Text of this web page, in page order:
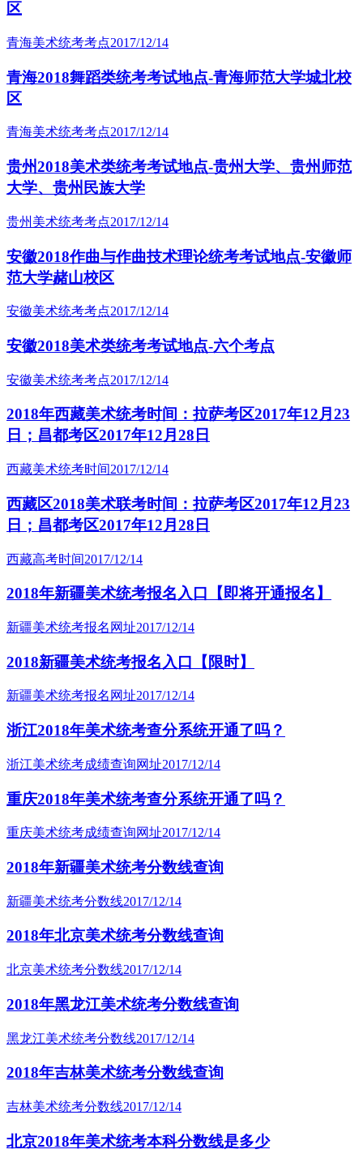
区
青海美术统考考点2017/12/14
青海2018舞蹈类统考考试地点-青海师范大学城北校
区
青海美术统考考点2017/12/14
贵州2018美术类统考考试地点-贵州大学、贵州师范
大学、贵州民族大学
贵州美术统考考点2017/12/14
安徽2018作曲与作曲技术理论统考考试地点-安徽师
范大学赭山校区
安徽美术统考考点2017/12/14
安徽2018美术类统考考试地点-六个考点
安徽美术统考考点2017/12/14
2018年西藏美术统考时间：拉萨考区2017年12月23
日；昌都考区2017年12月28日
西藏美术统考时间2017/12/14
西藏区2018美术联考时间：拉萨考区2017年12月23
日；昌都考区2017年12月28日
西藏高考时间2017/12/14
2018年新疆美术统考报名入口【即将开通报名】
新疆美术统考报名网址2017/12/14
2018新疆美术统考报名入口【限时】
新疆美术统考报名网址2017/12/14
浙江2018年美术统考查分系统开通了吗？
浙江美术统考成绩查询网址2017/12/14
重庆2018年美术统考查分系统开通了吗？
重庆美术统考成绩查询网址2017/12/14
2018年新疆美术统考分数线查询
新疆美术统考分数线2017/12/14
2018年北京美术统考分数线查询
北京美术统考分数线2017/12/14
2018年黑龙江美术统考分数线查询
黑龙江美术统考分数线2017/12/14
2018年吉林美术统考分数线查询
吉林美术统考分数线2017/12/14
北京2018年美术统考本科分数线是多少